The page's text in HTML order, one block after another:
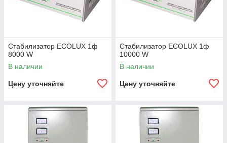
Стабилизатор ECOLUX 1ф
8000 W
В наличии
Цену уточняйте
Стабилизатор ECOLUX 1ф
10000 W
В наличии
Цену уточняйте